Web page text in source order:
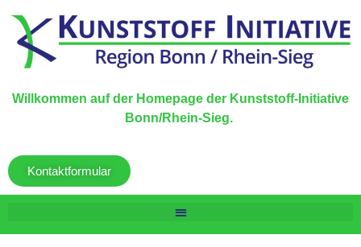
Willkommen auf der Homepage der Kunststoff-Initiative
Bonn/Rhein-Sieg.
Kontaktformular